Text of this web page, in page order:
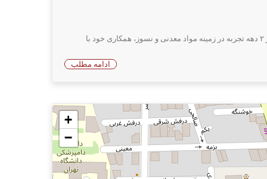
شرکت آتسا با هدف خدمت به صنایع و کارخانجات متالورژی، نسوز، صنایع مختلف سرامیک و با تکیه به توانمندی های متخصصین خود و پشتوانه بیش از ۲ دهه تجربه در زمینه مواد معدنی و نسوز، همکاری خود با
ادامه مطلب
+
−